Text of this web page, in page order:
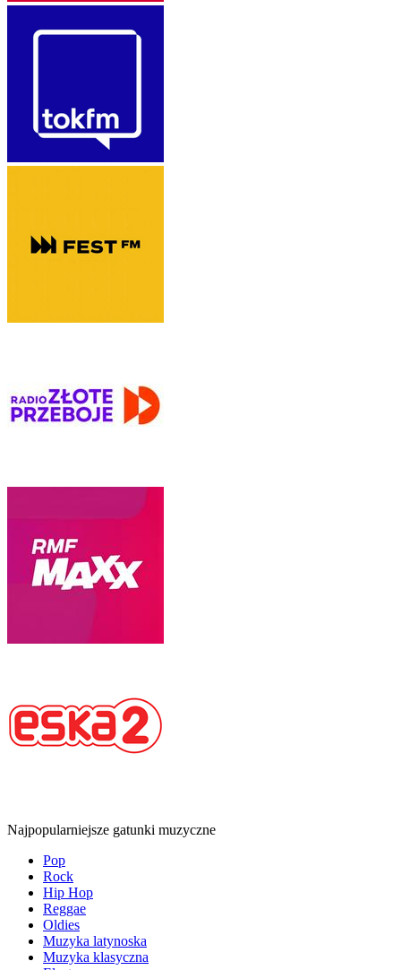
Najpopularniejsze gatunki muzyczne
Pop
Rock
Hip Hop
Reggae
Oldies
Muzyka latynoska
Muzyka klasyczna